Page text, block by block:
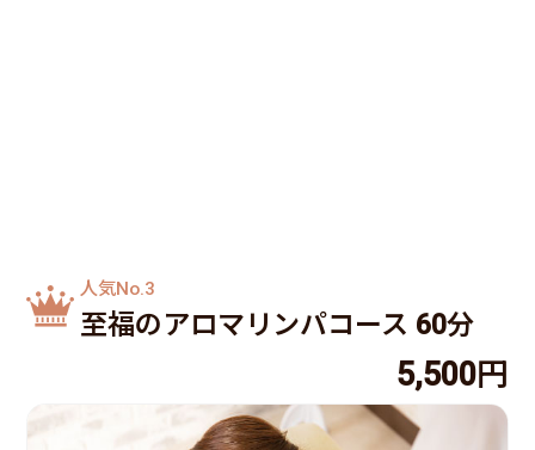
人気No.3
至福のアロマリンパコース 60分
5,500円